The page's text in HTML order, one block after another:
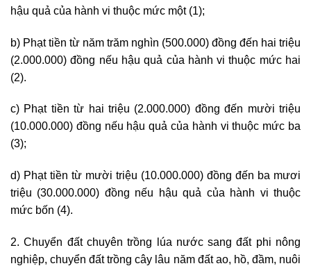
hậu quả của hành vi thuộc mức một (1);
b) Phạt tiền từ năm trăm nghìn (500.000) đồng đến hai triệu
(2.000.000) đồng nếu hậu quả của hành vi thuộc mức hai
(2).
c) Phạt tiền từ hai triệu (2.000.000) đồng đến mười triệu
(10.000.000) đồng nếu hậu quả của hành vi thuộc mức ba
(3);
d) Phạt tiền từ mười triệu (10.000.000) đồng đến ba mươi
triệu (30.000.000) đồng nếu hậu quả của hành vi thuộc
mức bốn (4).
2. Chuyển đất chuyên trồng lúa nước sang đất phi nông
nghiệp, chuyển đất trồng cây lâu năm đất ao, hồ, đầm, nuôi